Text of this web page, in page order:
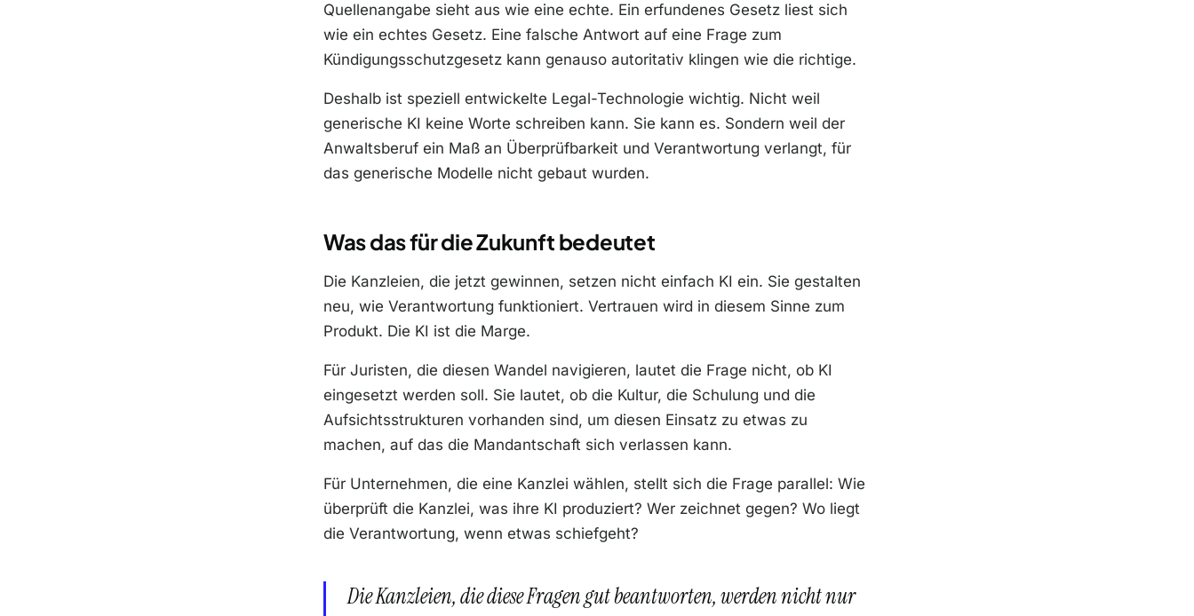
Quellenangabe sieht aus wie eine echte. Ein erfundenes Gesetz liest sich
wie ein echtes Gesetz. Eine falsche Antwort auf eine Frage zum
Kündigungsschutzgesetz kann genauso autoritativ klingen wie die richtige.
Deshalb ist speziell entwickelte Legal-Technologie wichtig. Nicht weil
generische KI keine Worte schreiben kann. Sie kann es. Sondern weil der
Anwaltsberuf ein Maß an Überprüfbarkeit und Verantwortung verlangt, für
das generische Modelle nicht gebaut wurden.
Was das für die Zukunft bedeutet
Die Kanzleien, die jetzt gewinnen, setzen nicht einfach KI ein. Sie gestalten
neu, wie Verantwortung funktioniert. Vertrauen wird in diesem Sinne zum
Produkt. Die KI ist die Marge.
Für Juristen, die diesen Wandel navigieren, lautet die Frage nicht, ob KI
eingesetzt werden soll. Sie lautet, ob die Kultur, die Schulung und die
Aufsichtsstrukturen vorhanden sind, um diesen Einsatz zu etwas zu
machen, auf das die Mandantschaft sich verlassen kann.
Für Unternehmen, die eine Kanzlei wählen, stellt sich die Frage parallel: Wie
überprüft die Kanzlei, was ihre KI produziert? Wer zeichnet gegen? Wo liegt
die Verantwortung, wenn etwas schiefgeht?
Die Kanzleien, die diese Fragen gut beantworten, werden nicht nur